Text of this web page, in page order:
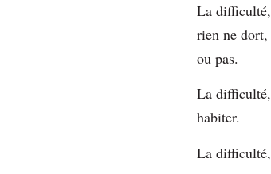
La difficulté,
rien ne dort,
ou pas.
La difficulté,
habiter.
La difficulté,